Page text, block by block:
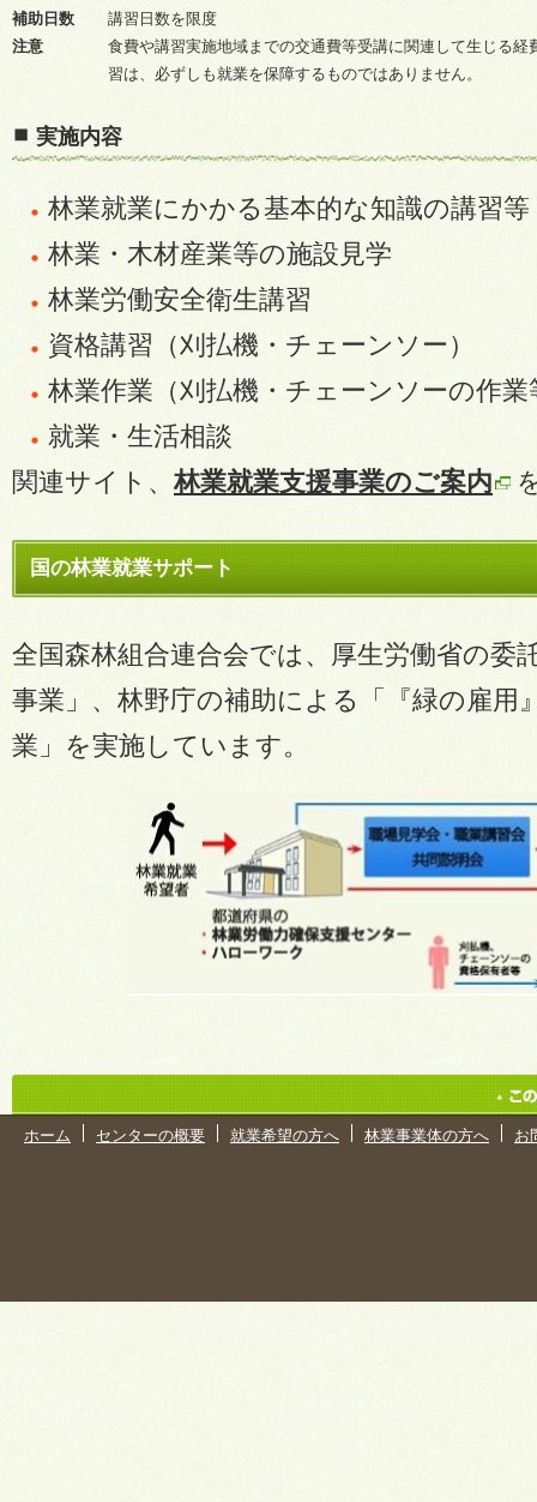
補助日数
講習日数を限度
注意
食費や講習実施地域までの交通費等受講に関連して生じる
習は、必ずしも就業を保障するものではありません。
実施内容
林業就業にかかる基本的な知識の講習等
林業・木材産業等の施設見学
林業労働安全衛生講習
資格講習（刈払機・チェーンソー）
林業作業（刈払機・チェーンソーの作
就業・生活相談
関連サイト、林業就業支援事業のご案内
国の林業就業サポート
全国森林組合連合会では、厚生労働省の委
事業」、林野庁の補助による「『緑の雇用
業」を実施しています。
ホーム センターの概要 就業希望の方へ 林業事業体の方へ お